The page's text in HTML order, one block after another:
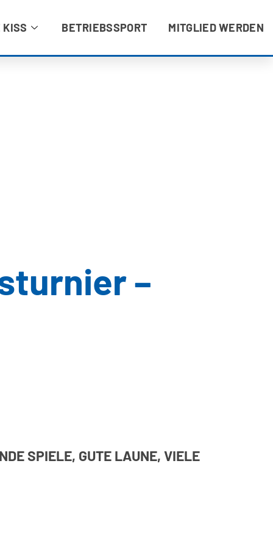
KISS BETRIEBSSPORT MITGLIED WERDEN
–
SPIELE, GUTE LAUNE, VIELE